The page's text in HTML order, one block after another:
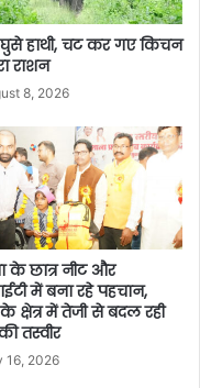
हाथी, चट कर गए किचन
राशन
8, 2026
के छात्र नीट और
में बना रहे पहचान,
के क्षेत्र में तेजी से बदल रही
तस्वीर
16, 2026